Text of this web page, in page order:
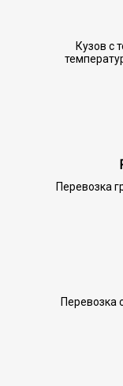
Кузов с
Перевозка
Перевозка